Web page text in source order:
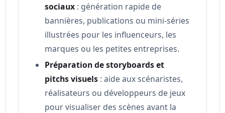
sociaux : génération rapide de
bannières, publications ou mini-séries
illustrées pour les influenceurs, les
marques ou les petites entreprises.
Préparation de storyboards et
pitchs visuels : aide aux scénaristes,
réalisateurs ou développeurs de jeux
pour visualiser des scènes avant la